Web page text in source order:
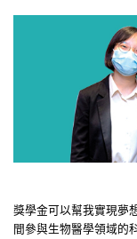
獎學金可以幫我實現夢
間參與生物醫學領域的